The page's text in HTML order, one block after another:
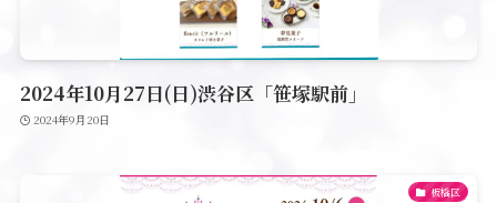
2024年10月27日(日)渋谷区「笹塚駅前」
2024年9月20日
板橋区